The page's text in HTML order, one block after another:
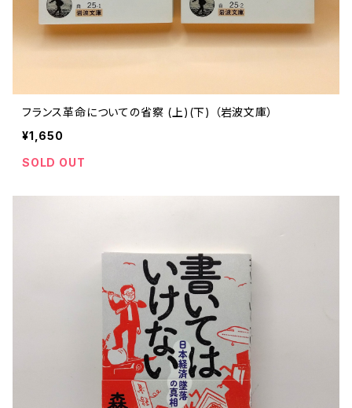
フランス革命についての省察 (上)(下) （岩波文庫）
¥1,650
SOLD OUT